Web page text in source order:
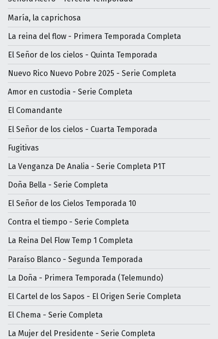
María, la caprichosa
La reina del flow - Primera Temporada Completa
El Señor de los cielos - Quinta Temporada
Nuevo Rico Nuevo Pobre 2025 - Serie Completa
Amor en custodia - Serie Completa
El Comandante
El Señor de los cielos - Cuarta Temporada
Fugitivas
La Venganza De Analia - Serie Completa P1T
Doña Bella - Serie Completa
El Señor de los Cielos Temporada 10
Contra el tiempo - Serie Completa
La Reina Del Flow Temp 1 Completa
Paraíso Blanco - Segunda Temporada
La Doña - Primera Temporada (Telemundo)
El Cartel de los Sapos - El Origen Serie Completa
El Chema - Serie Completa
La Mujer del Presidente - Serie Completa